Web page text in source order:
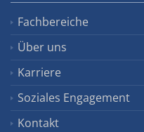
Fachbereiche
Über uns
Karriere
Soziales Engagement
Kontakt